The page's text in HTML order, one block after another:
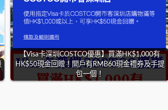
【Visa卡深圳COSTCO優惠】買滿HK$1,000有
HK$50現金回贈！開戶有RMB60現金禮券及手提
包一個！